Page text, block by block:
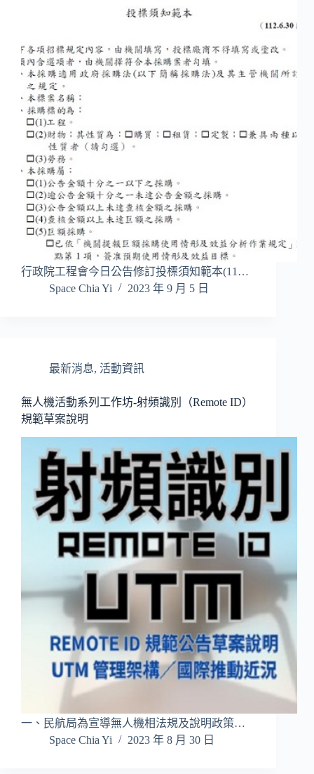
行政院工程會今日公告修訂投標須知範本(11…
Space Chia Yi
2023 年 9 月 5 日
最新消息, 活動資訊
無人機活動系列工作坊-射頻識別（Remote ID）
規範草案說明
一、民航局為宣導無人機相法規及說明政策…
Space Chia Yi
2023 年 8 月 30 日